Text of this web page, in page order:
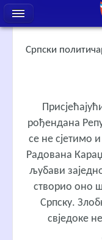
Српски
рођендана
се не сјетимо
Радована
љубави
створио оно
Српску.
свједоке